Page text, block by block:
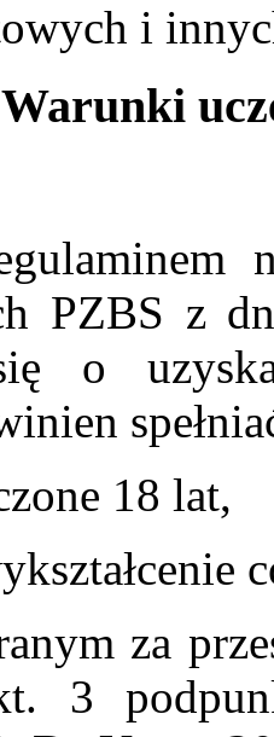
i
Warunki
PZBS z
o
18 lat,
za
3